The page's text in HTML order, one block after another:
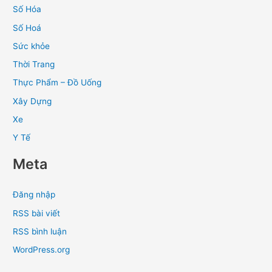
Số Hóa
Số Hoá
Sức khỏe
Thời Trang
Thực Phẩm – Đồ Uống
Xây Dựng
Xe
Y Tế
Meta
Đăng nhập
RSS bài viết
RSS bình luận
WordPress.org